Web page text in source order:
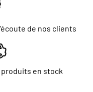
de nos clients
en stock